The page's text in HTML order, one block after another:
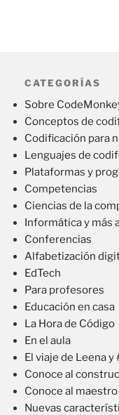
CATEGORÍAS
Sobre
Conceptos de
Codificación para
Lenguajes de
Plataformas y
Competencias
Ciencias de la
Informática y más
Conferencias
Alfabetización
EdTech
Para profesores
Educación en casa
La Hora de Código
En el aula
El viaje de Leena y
Conoce al
Conoce al maestro
Nuevas